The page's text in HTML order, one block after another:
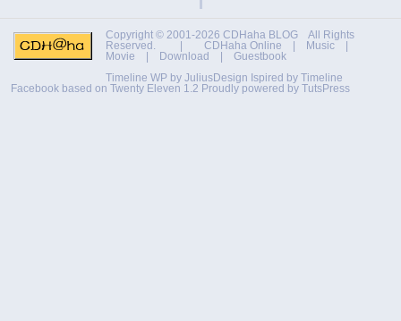
Copyright © 2001-2026 CDHaha BLOG All Rights
Reserved. | CDHaha Online | Music |
Movie | Download | Guestbook
Timeline WP by JuliusDesign Ispired by Timeline
Facebook based on Twenty Eleven 1.2 Proudly powered by TutsPress